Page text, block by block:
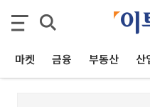
마켓 금융 부동산 산